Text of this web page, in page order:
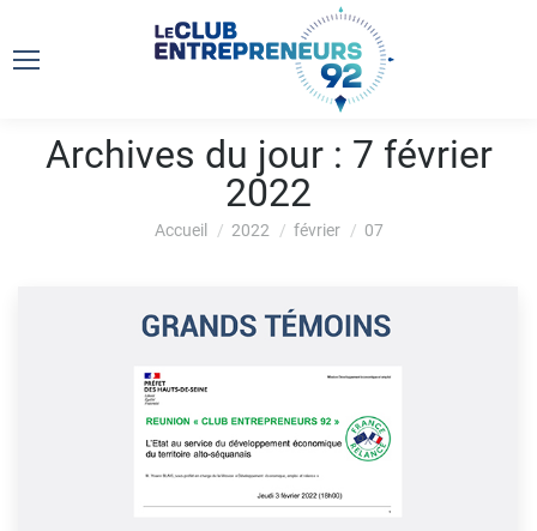
Archives du jour : 7 février
2022
Vous êtes ici :
Accueil 2022 février 07